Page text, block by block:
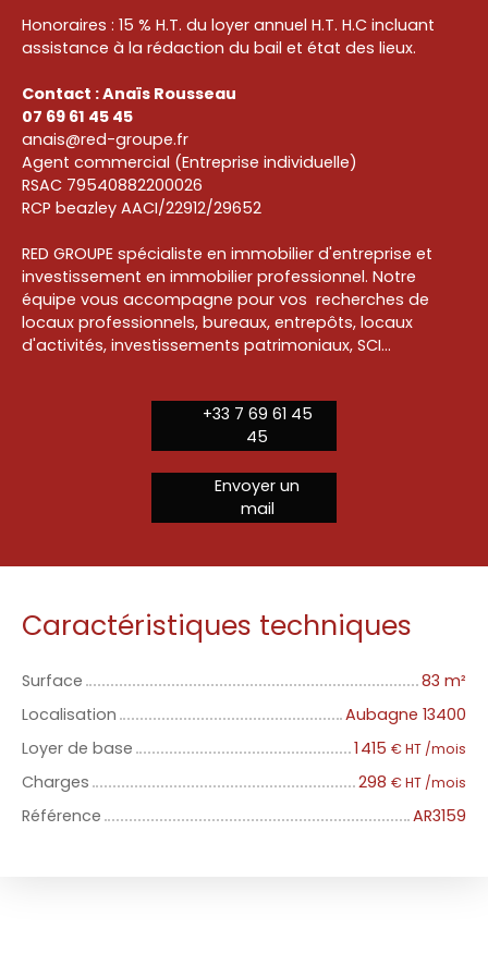
Honoraires : 15 % H.T. du loyer annuel H.T. H.C incluant
assistance à la rédaction du bail et état des lieux.
Contact : Anaïs Rousseau
07 69 61 45 45
anais@red-groupe.fr
Agent commercial (Entreprise individuelle)
RSAC 79540882200026
RCP beazley AACI/22912/29652
RED GROUPE spécialiste en immobilier d'entreprise et
investissement en immobilier professionnel. Notre
équipe vous accompagne pour vos recherches de
locaux professionnels, bureaux, entrepôts, locaux
d'activités, investissements patrimoniaux, SCI...
+33 7 69 61 45
45
Envoyer un
mail
Caractéristiques techniques
Surface 83 m²
Localisation
Aubagne 13400
Loyer de base
1 415 € HT /mois
Charges 298 € HT /mois
Référence AR3159